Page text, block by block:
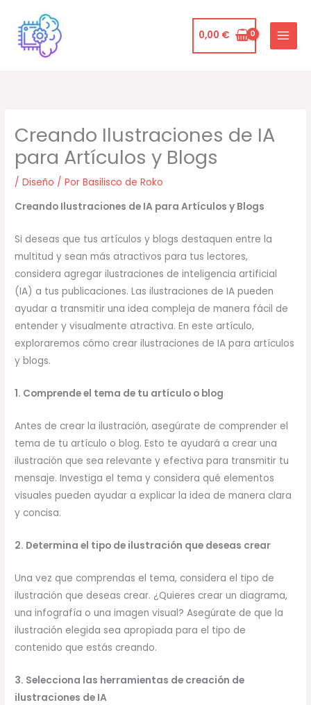
contenido
0,00 €
Creando Ilustraciones de IA
para Artículos y Blogs
/Diseño / PorBasilisco de Roko
Creando Ilustraciones de IA para Artículos y Blogs
Si deseas que tus artículos y blogs destaquen entre la
multitud y sean más atractivos para tus lectores,
considera agregar ilustraciones de inteligencia artificial
(IA) a tus publicaciones. Las ilustraciones de IA pueden
ayudar a transmitir una idea compleja de manera fácil de
entender y visualmente atractiva. En este artículo,
exploraremos cómo crear ilustraciones de IA para artículos
y blogs.
1. Comprende el tema de tu artículo o blog
Antes de crear la ilustración, asegúrate de comprender el
tema de tu artículo o blog. Esto te ayudará a crear una
ilustración que sea relevante y efectiva para transmitir tu
mensaje. Investiga el tema y considera qué elementos
visuales pueden ayudar a explicar la idea de manera clara
y concisa.
2. Determina el tipo de ilustración que deseas crear
Una vez que comprendas el tema, considera el tipo de
ilustración que deseas crear. ¿Quieres crear un diagrama,
una infografía o una imagen visual? Asegúrate de que la
ilustración elegida sea apropiada para el tipo de
contenido que estás creando.
3. Selecciona las herramientas de creación de
ilustraciones de IA